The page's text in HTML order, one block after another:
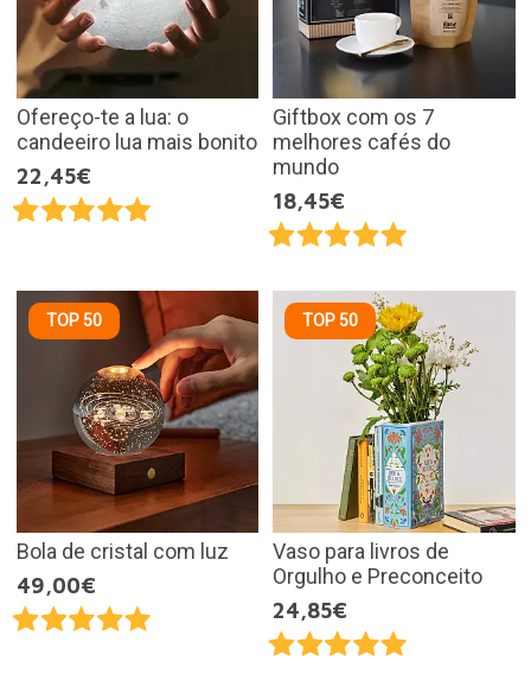
Ofereço-te a lua: o
candeeiro lua mais bonito
22,45€
Giftbox com os 7
melhores cafés do
mundo
18,45€
TOP 50
Bola de cristal com luz
49,00€
TOP 50
Vaso para livros de
Orgulho e Preconceito
24,85€